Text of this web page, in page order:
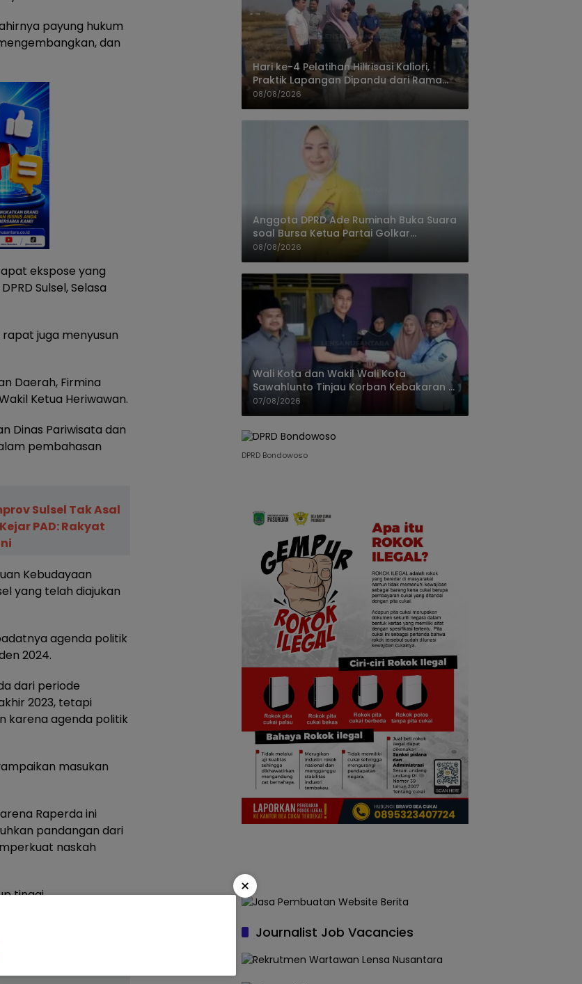
payung hukum
dan
ekspose yang
Sulsel, Selasa
juga menyusun
Daerah, Firmina
Ketua Heriwawan.
Dinas Pariwisata dan
pembahasan
Sulsel Tak Asal
PAD: Rakyat
Kebudayaan
yang telah diajukan
agenda politik
2024.
dari periode
2023, tetapi
karena agenda politik
masukan
Raperda ini
pandangan dari
naskah
tinggi.
Pembaca
2 Gubernur Sulsel
Hari ke-4 Pelatihan Hilirisasi Kaliori,
Praktik Lapangan Dipandu dari Rama
Shinta Cirebon
08/08/2026
Anggota DPRD Ade Ruminah Buka Suara
soal Bursa Ketua Partai Golkar
Pangandaran
08/08/2026
Wali Kota dan Wakil Wali Kota
Sawahlunto Tinjau Korban Kebakaran di
Sikalang, Pastikan Bantuan dan Perkuat
Mitigasi Bencana
07/08/2026
DPRD Bondowoso
Journalist Job Vacancies
×